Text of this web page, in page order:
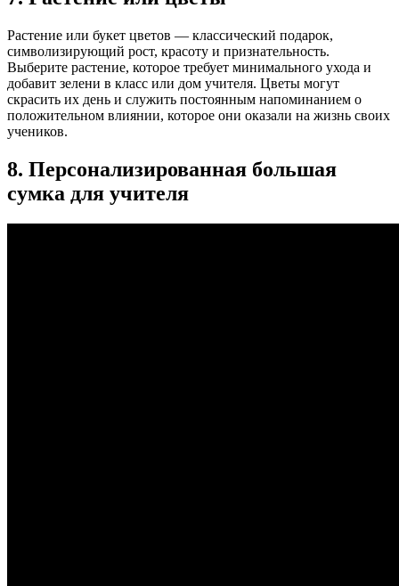
Растение или букет цветов — классический подарок,
символизирующий рост, красоту и признательность.
Выберите растение, которое требует минимального ухода и
добавит зелени в класс или дом учителя. Цветы могут
скрасить их день и служить постоянным напоминанием о
положительном влиянии, которое они оказали на жизнь своих
учеников.
8. Персонализированная большая
сумка для учителя